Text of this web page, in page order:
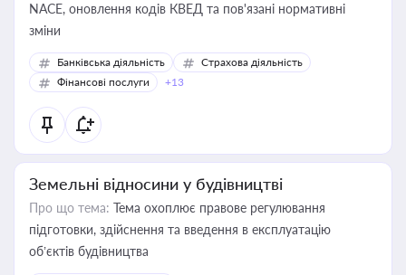
NACE, оновлення кодів КВЕД та пов'язані нормативні
зміни
Банківська діяльність
Страхова діяльність
Фінансові послуги
+13
Земельні відносини у будівництві
Про що тема: Тема охоплює правове регулювання
підготовки, здійснення та введення в експлуатацію
об’єктів будівництва